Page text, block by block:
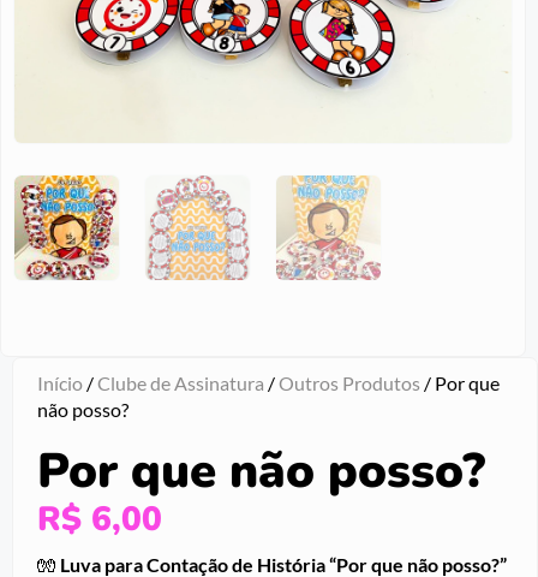
Início /Clube de Assinatura /Outros Produtos / Por que
não posso?
Por que não posso?
R$ 6,00
🧤 Luva para Contação de História “Por que não posso?”